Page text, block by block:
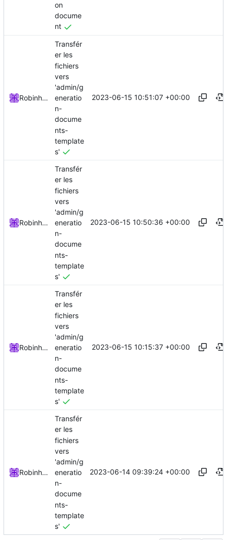
on
docume
nt
Robinhublart
Transfér
er les
fichiers
vers
'admin/g
eneratio
n-
docume
nts-
template
s'
2023-06-15 10:51:07 +00:00
Robinhublart
Transfér
er les
fichiers
vers
'admin/g
eneratio
n-
docume
nts-
template
s'
2023-06-15 10:50:36 +00:00
Robinhublart
Transfér
er les
fichiers
vers
'admin/g
eneratio
n-
docume
nts-
template
s'
2023-06-15 10:15:37 +00:00
Robinhublart
Transfér
er les
fichiers
vers
'admin/g
eneratio
n-
docume
nts-
template
s'
2023-06-14 09:39:24 +00:00